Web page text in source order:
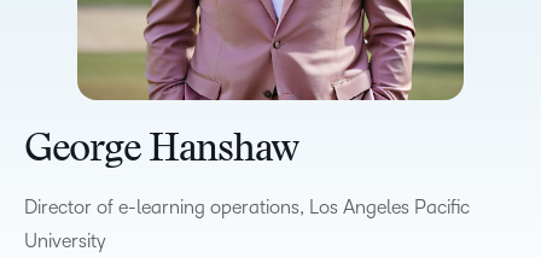
George Hanshaw
Director of e-learning operations, Los Angeles Pacific
University